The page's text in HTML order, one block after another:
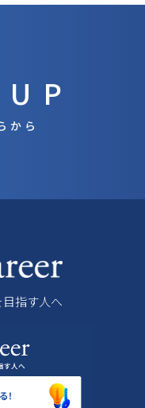
から
指す人へ